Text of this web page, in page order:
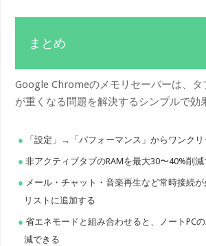
まとめ
Google Chromeのメモリセーバーは、タ
が重くなる問題を解決するシンプルで効
「設定」→「パフォーマンス」からワンク
非アクティブタブのRAMを最大30〜40%削減
メール・チャット・音楽再生など常時接続
リストに追加する
省エネモードと組み合わせると、ノートPC
減できる